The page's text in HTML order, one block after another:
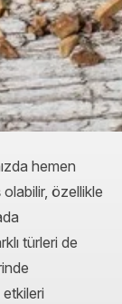
hemen
özellikle
türleri de